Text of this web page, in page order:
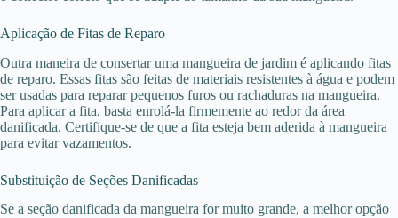
Aplicação de Fitas de Reparo
Outra maneira de consertar uma mangueira de jardim é aplicando fitas
de reparo. Essas fitas são feitas de materiais resistentes à água e podem
ser usadas para reparar pequenos furos ou rachaduras na mangueira.
Para aplicar a fita, basta enrolá-la firmemente ao redor da área
danificada. Certifique-se de que a fita esteja bem aderida à mangueira
para evitar vazamentos.
Substituição de Seções Danificadas
Se a seção danificada da mangueira for muito grande, a melhor opção